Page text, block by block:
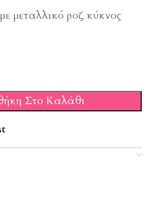
μεταλλικό ροζ κύκνος
Στο Καλάθι